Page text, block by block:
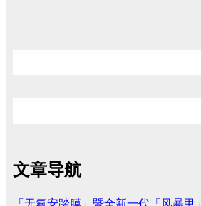
文章导航
「无氟安踏膜」暨全新一代「风暴甲